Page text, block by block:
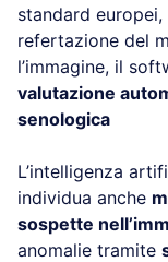
standard
refertazione del
l’immagine, il
valutazione
senologica
L’intelligenza
individua anche
sospette
anomalie tramite